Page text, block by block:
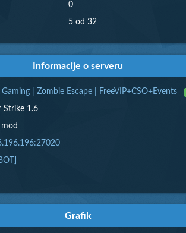
0
5 od 32
Informacije o serveru
Gaming | Zombie Escape | FreeVIP+CSO+Events
Strike 1.6
Grafik